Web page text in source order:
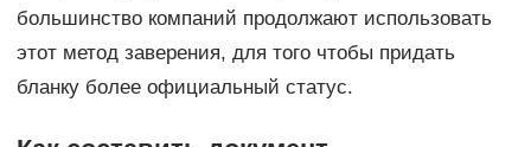
большинство компаний продолжают использовать
этот метод заверения, для того чтобы придать
бланку более официальный статус.